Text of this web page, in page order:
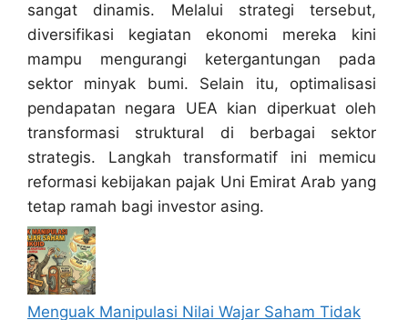
sangat dinamis. Melalui strategi tersebut,
diversifikasi kegiatan ekonomi mereka kini
mampu mengurangi ketergantungan pada
sektor minyak bumi. Selain itu, optimalisasi
pendapatan negara UEA kian diperkuat oleh
transformasi struktural di berbagai sektor
strategis. Langkah transformatif ini memicu
reformasi kebijakan pajak Uni Emirat Arab yang
tetap ramah bagi investor asing.
Menguak Manipulasi Nilai Wajar Saham Tidak